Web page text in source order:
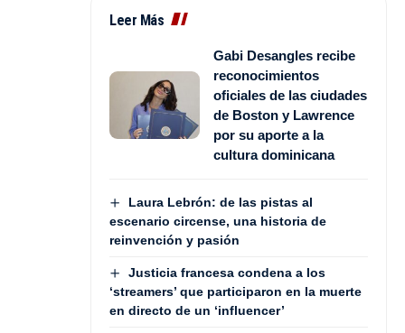
Leer Más
Gabi Desangles recibe
reconocimientos
oficiales de las ciudades
de Boston y Lawrence
por su aporte a la
cultura dominicana
Laura Lebrón: de las pistas al
escenario circense, una historia de
reinvención y pasión
Justicia francesa condena a los
‘streamers’ que participaron en la muerte
en directo de un ‘influencer’